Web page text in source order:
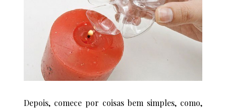
Depois, comece por coisas bem simples, como,